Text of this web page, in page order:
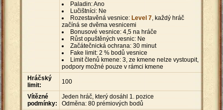
Paladin: Ano
Lučištníci: Ne
Rozestavěná vesnice: Level 7, každý hráč
začíná se dvěma vesnicemi
Bonusové vesnice: 4,5 na hráče
Růst opuštěných vesnic: Ne
Začátečnická ochrana: 30 minut
Fake limit: 2 % bodů vesnice
Limit členů kmene: 3, ze kmene nelze vystoupit,
podpory možné pouze v rámci kmene
Hráčský
limit:
100
Vítězné
podmínky:
Jeden hráč, který dosáhl 1. pozice
Odměna: 80 prémiových bodů